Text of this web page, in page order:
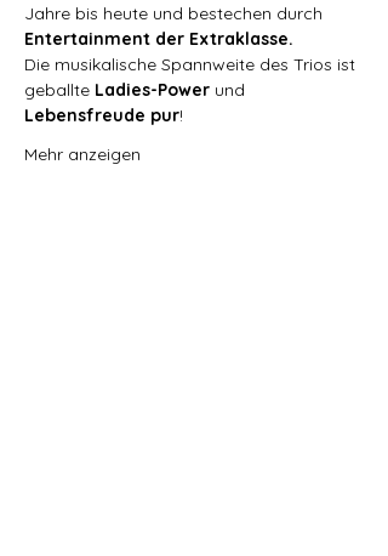
Jahre bis heute und bestechen durch
Entertainment der Extraklasse.
Die musikalische Spannweite des Trios ist
geballte Ladies-Power und
Lebensfreude pur!
Mehr anzeigen